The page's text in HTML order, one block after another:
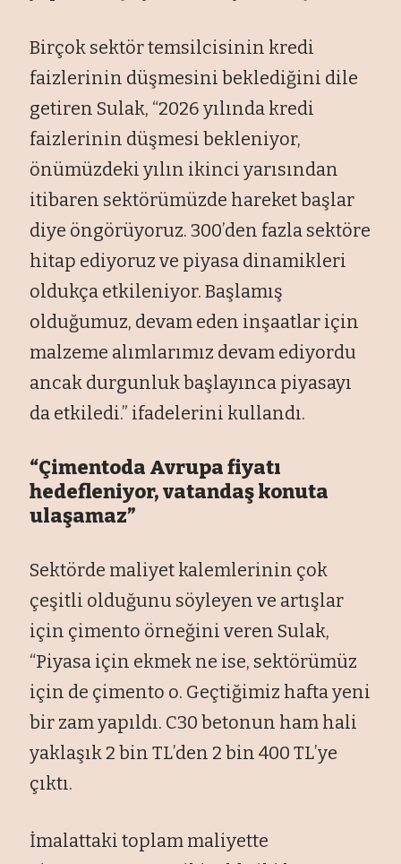
Birçok sektör temsilcisinin kredi
faizlerinin düşmesini beklediğini dile
getiren Sulak, “2026 yılında kredi
faizlerinin düşmesi bekleniyor,
önümüzdeki yılın ikinci yarısından
itibaren sektörümüzde hareket başlar
diye öngörüyoruz. 300’den fazla sektöre
hitap ediyoruz ve piyasa dinamikleri
oldukça etkileniyor. Başlamış
olduğumuz, devam eden inşaatlar için
malzeme alımlarımız devam ediyordu
ancak durgunluk başlayınca piyasayı
da etkiledi.” ifadelerini kullandı.
“Çimentoda Avrupa fiyatı
hedefleniyor, vatandaş konuta
ulaşamaz”
Sektörde maliyet kalemlerinin çok
çeşitli olduğunu söyleyen ve artışlar
için çimento örneğini veren Sulak,
“Piyasa için ekmek ne ise, sektörümüz
için de çimento o. Geçtiğimiz hafta yeni
bir zam yapıldı. C30 betonun ham hali
yaklaşık 2 bin TL’den 2 bin 400 TL’ye
çıktı.
İmalattaki toplam maliyette